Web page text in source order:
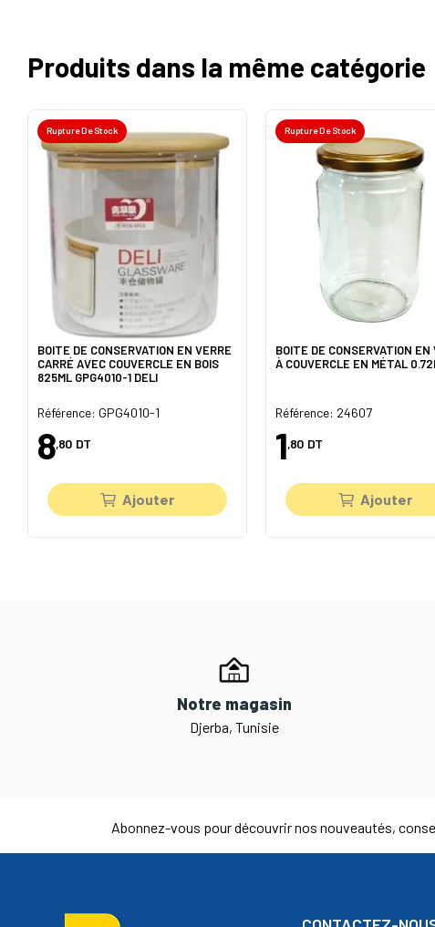
Produits dans la même catégorie
Rupture De Stock
BOITE DE CONSERVATION EN VERRE
CARRÉ AVEC COUVERCLE EN BOIS
825ML GPG4010-1 DELI
Référence: GPG4010-1
8,80 DT
Ajouter
Rupture De Stock
BOITE DE CONSERVATION EN
À COUVERCLE EN MÉTAL
Référence: 24607
1,80 DT
Ajouter
Notre magasin
Djerba, Tunisie
Abonnez-vous pour découvrir nos nouveautés,